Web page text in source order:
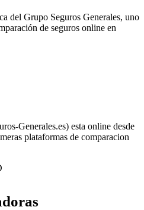
del Grupo Seguros Generales, uno
de seguros online en
Generales.es) esta online desde
plataformas de comparacion